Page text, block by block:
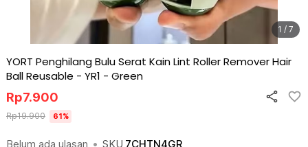
1 / 7
YORT Penghilang Bulu Serat Kain Lint Roller Remover Hair
Ball Reusable - YR1 - Green
Belum ada ulasan • SKU 7CHTN4GR
Rp7.900
Rp19.900 61%